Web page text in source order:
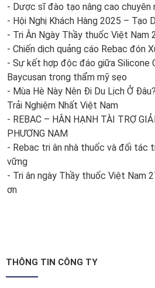
- Dược sĩ đào tạo nâng cao chuyên
- Hội Nghị Khách Hàng 2025 – Tạo
- Tri Ân Ngày Thầy thuốc Việt Nam
- Chiến dịch quảng cáo Rebac đón
- Sự kết hợp độc đáo giữa Silicone
Baycusan trong thẩm mỹ sẹo
- Mùa Hè Này Nên Đi Du Lịch Ở
Trải Nghiệm Nhất Việt Nam
- REBAC – HÂN HẠNH TÀI TRỢ
PHƯƠNG NAM
- Rebac tri ân nhà thuốc và đối tác
vững
- Tri ân ngày Thầy thuốc Việt Nam
ơn
THÔNG TIN CÔNG TY